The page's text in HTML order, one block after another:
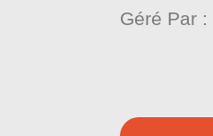
Géré Par :